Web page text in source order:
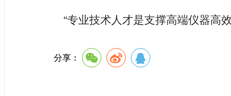
“专业技术人才是支撑高端仪器高
分享：